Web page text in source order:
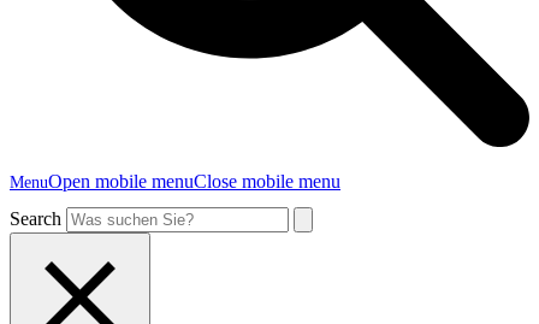
MenuOpen mobile menuClose mobile menu
Search